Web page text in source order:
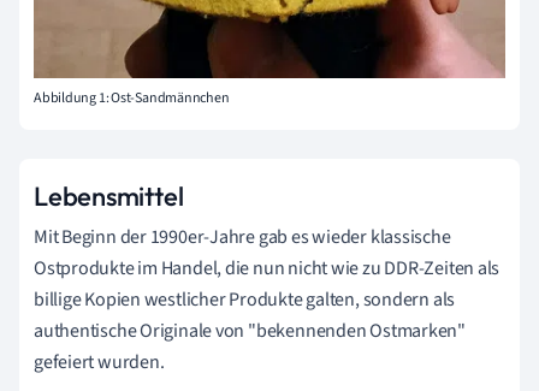
Abbildung 1: Ost-Sandmännchen
Lebensmittel
Mit Beginn der 1990er-Jahre gab es wieder klassische
Ostprodukte im Handel, die nun nicht wie zu DDR-Zeiten als
billige Kopien westlicher Produkte galten, sondern als
authentische Originale von "bekennenden Ostmarken"
gefeiert wurden.